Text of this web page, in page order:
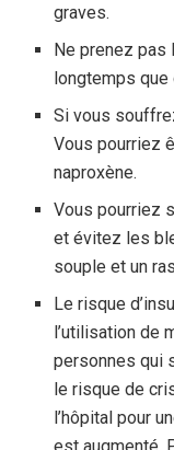
graves.
Ne prenez pas
longtemps
Si vous
Vous pourriez
naproxène.
Vous pourriez
et évitez les
souple et un
Le risque
l’utilisation de
personnes qui
le risque de
l’hôpital pour